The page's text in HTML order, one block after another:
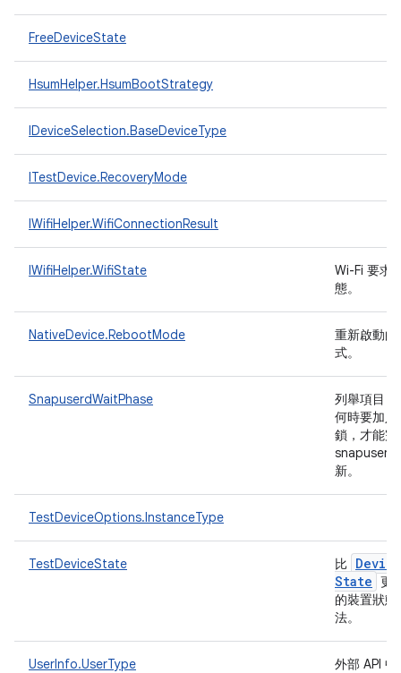
FreeDeviceState
HsumHelper.HsumBootStrategy
IDeviceSelection.BaseDeviceType
ITestDevice.RecoveryMode
IWifiHelper.WifiConnectionResult
IWifiHelper.WifiState
Wi-Fi 要求
態。
NativeDevice.RebootMode
重新啟動的
式。
SnapuserdWaitPhase
列舉項目，
何時要加入
鎖，才能完
snapuserd
新。
TestDeviceOptions.InstanceType
TestDeviceState 比
Device
State 更
的裝置狀態
法。
UserInfo.UserType
外部 API 中